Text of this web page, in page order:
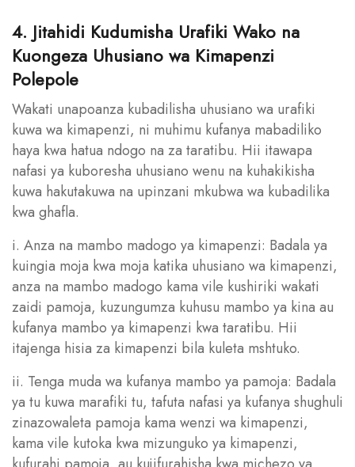
4. Jitahidi Kudumisha Urafiki Wako na
Kuongeza Uhusiano wa Kimapenzi
Polepole
Wakati unapoanza kubadilisha uhusiano wa urafiki
kuwa wa kimapenzi, ni muhimu kufanya mabadiliko
haya kwa hatua ndogo na za taratibu. Hii itawapa
nafasi ya kuboresha uhusiano wenu na kuhakikisha
kuwa hakutakuwa na upinzani mkubwa wa kubadilika
kwa ghafla.
i. Anza na mambo madogo ya kimapenzi: Badala ya
kuingia moja kwa moja katika uhusiano wa kimapenzi,
anza na mambo madogo kama vile kushiriki wakati
zaidi pamoja, kuzungumza kuhusu mambo ya kina au
kufanya mambo ya kimapenzi kwa taratibu. Hii
itajenga hisia za kimapenzi bila kuleta mshtuko.
ii. Tenga muda wa kufanya mambo ya pamoja: Badala
ya tu kuwa marafiki tu, tafuta nafasi ya kufanya shughuli
zinazowaleta pamoja kama wenzi wa kimapenzi,
kama vile kutoka kwa mizunguko ya kimapenzi,